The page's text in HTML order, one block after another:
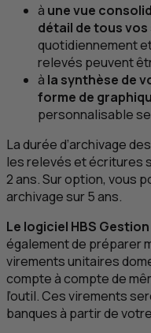
à une vue
détail de tous
quotidiennement
relevés peuvent
à la synthèse de
forme de
personnalisable
La durée d’archivage
les relevés et écritures
2 ans. Sur option, vous
archivage sur 5 ans.
Le logiciel HBS
également de préparer
virements unitaires
compte à compte de
l’outil. Ces virements
banques à partir de